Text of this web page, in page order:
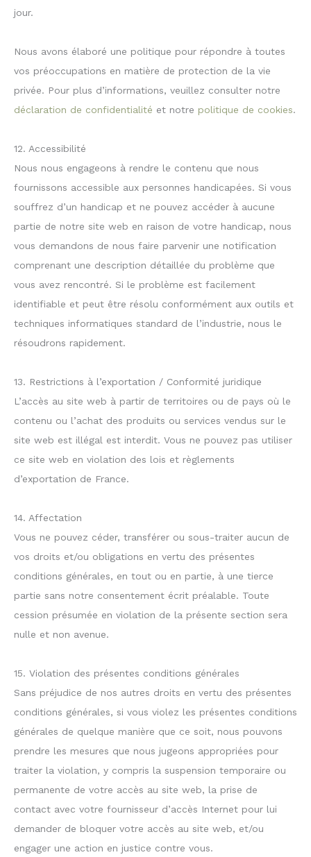
jour.
Nous avons élaboré une politique pour répondre à toutes
vos préoccupations en matière de protection de la vie
privée. Pour plus d’informations, veuillez consulter notre
déclaration de confidentialité et notre politique de cookies.
12. Accessibilité
Nous nous engageons à rendre le contenu que nous
fournissons accessible aux personnes handicapées. Si vous
souffrez d’un handicap et ne pouvez accéder à aucune
partie de notre site web en raison de votre handicap, nous
vous demandons de nous faire parvenir une notification
comprenant une description détaillée du problème que
vous avez rencontré. Si le problème est facilement
identifiable et peut être résolu conformément aux outils et
techniques informatiques standard de l’industrie, nous le
résoudrons rapidement.
13. Restrictions à l’exportation / Conformité juridique
L’accès au site web à partir de territoires ou de pays où le
contenu ou l’achat des produits ou services vendus sur le
site web est illégal est interdit. Vous ne pouvez pas utiliser
ce site web en violation des lois et règlements
d’exportation de France.
14. Affectation
Vous ne pouvez céder, transférer ou sous-traiter aucun de
vos droits et/ou obligations en vertu des présentes
conditions générales, en tout ou en partie, à une tierce
partie sans notre consentement écrit préalable. Toute
cession présumée en violation de la présente section sera
nulle et non avenue.
15. Violation des présentes conditions générales
Sans préjudice de nos autres droits en vertu des présentes
conditions générales, si vous violez les présentes conditions
générales de quelque manière que ce soit, nous pouvons
prendre les mesures que nous jugeons appropriées pour
traiter la violation, y compris la suspension temporaire ou
permanente de votre accès au site web, la prise de
contact avec votre fournisseur d’accès Internet pour lui
demander de bloquer votre accès au site web, et/ou
engager une action en justice contre vous.